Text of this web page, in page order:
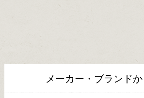
メーカー・ブランド